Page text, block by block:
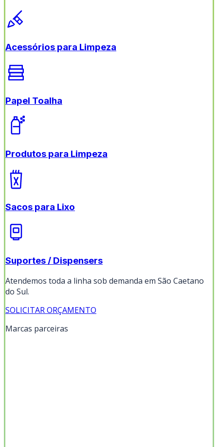
Acessórios para Limpeza
Papel Toalha
Produtos para Limpeza
Sacos para Lixo
Suportes / Dispensers
Atendemos toda a linha sob demanda em São Caetano
do Sul.
SOLICITAR ORÇAMENTO
Marcas parceiras